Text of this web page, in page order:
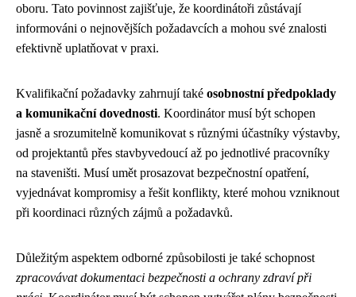
oboru. Tato povinnost zajišťuje, že koordinátoři zůstávají
informováni o nejnovějších požadavcích a mohou své znalosti
efektivně uplatňovat v praxi.
Kvalifikační požadavky zahrnují také osobnostní předpoklady
a komunikační dovednosti. Koordinátor musí být schopen
jasně a srozumitelně komunikovat s různými účastníky výstavby,
od projektantů přes stavbyvedoucí až po jednotlivé pracovníky
na staveništi. Musí umět prosazovat bezpečnostní opatření,
vyjednávat kompromisy a řešit konflikty, které mohou vzniknout
při koordinaci různých zájmů a požadavků.
Důležitým aspektem odborné způsobilosti je také schopnost
zpracovávat dokumentaci bezpečnosti a ochrany zdraví při